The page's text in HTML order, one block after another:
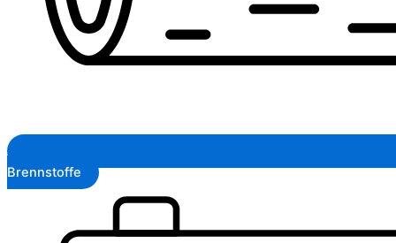
Brennstoffe